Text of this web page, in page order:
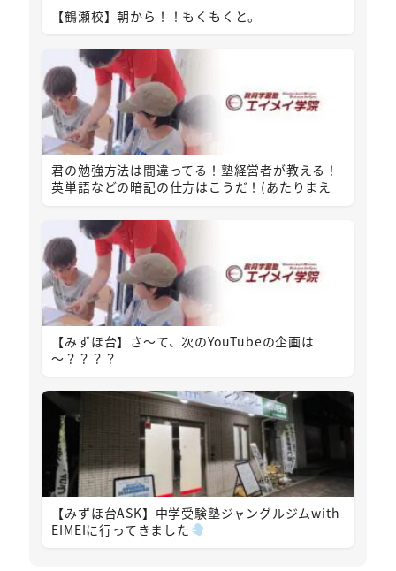
【鶴瀬校】朝から！！もくもくと。
君の勉強方法は間違ってる！塾経営者が教える！
英単語などの暗記の仕方はこうだ！(あたりまえ
【みずほ台】さ～て、次のYouTubeの企画は
～？？？？
【みずほ台ASK】中学受験塾ジャングルジムwith
EIMEIに行ってきました